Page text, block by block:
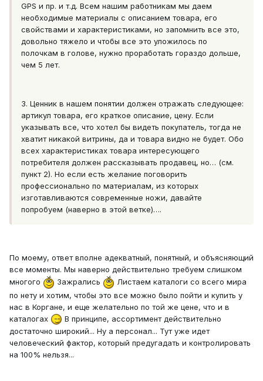
GPS и пр. и т.д. Всем нашим работникам мы даем
необходимые материалы с описанием товара, его
свойствами и характеристиками, но запомнить все это,
довольно тяжело и чтобы все это уложилось по
полочкам в голове, нужно проработать гораздо дольше,
чем 5 лет.
3. Ценник в нашем понятии должен отражать следующее:
артикул товара, его краткое описание, цену. Если
указывать все, что хотел бы видеть покупатель, тогда не
хватит никакой витрины, да и товара видно не будет. Обо
всех характеристиках товара интересующего
потребителя должен рассказывать продавец, но… (см.
пункт 2). Но если есть желание поговорить
профессионально по материалам, из которых
изготавливаются современные ножи, давайте
попробуем (наверно в этой ветке)….
По моему, ответ вполне адекватный, понятный, и объясняющий
все моменты. Мы наверно действительно требуем слишком
многого
Зажрались
Листаем каталоги со всего мира
по нету и хотим, чтобы это все можно было пойти и купить у
нас в Коргане, и еще желательно по той же цене, что и в
каталогах
В принципе, ассортимент действительно
достаточно широкий... Ну а персонал... Тут уже идет
человеческий фактор, который предугадать и контролировать
на 100% нельзя...